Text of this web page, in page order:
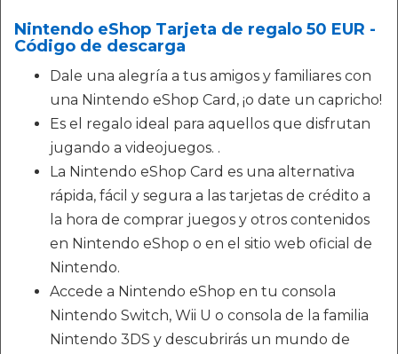
Nintendo eShop Tarjeta de regalo 50 EUR -
Código de descarga
Dale una alegría a tus amigos y familiares con
una Nintendo eShop Card, ¡o date un capricho!
Es el regalo ideal para aquellos que disfrutan
jugando a videojuegos. .
La Nintendo eShop Card es una alternativa
rápida, fácil y segura a las tarjetas de crédito a
la hora de comprar juegos y otros contenidos
en Nintendo eShop o en el sitio web oficial de
Nintendo.
Accede a Nintendo eShop en tu consola
Nintendo Switch, Wii U o consola de la familia
Nintendo 3DS y descubrirás un mundo de